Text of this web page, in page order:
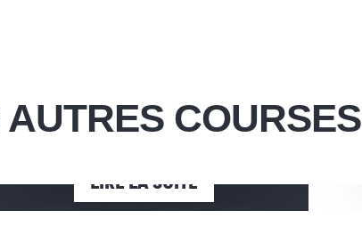
AUTRES COURSES
Le Tour des Crêtes
LIRE LA SUITE